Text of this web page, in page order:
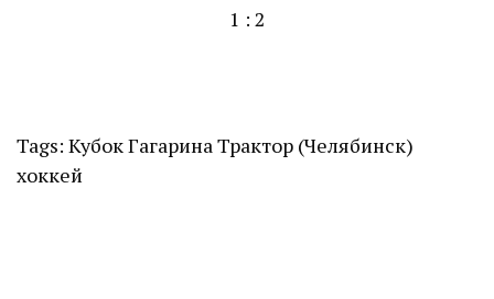
1 : 2
Tags: Кубок ГагаринаТрактор (Челябинск)
хоккей